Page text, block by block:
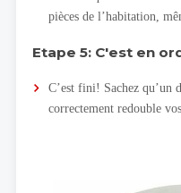
pièces de l’habitation,
Etape 5: C'est en
C’est fini! Sachez qu’un
correctement redouble